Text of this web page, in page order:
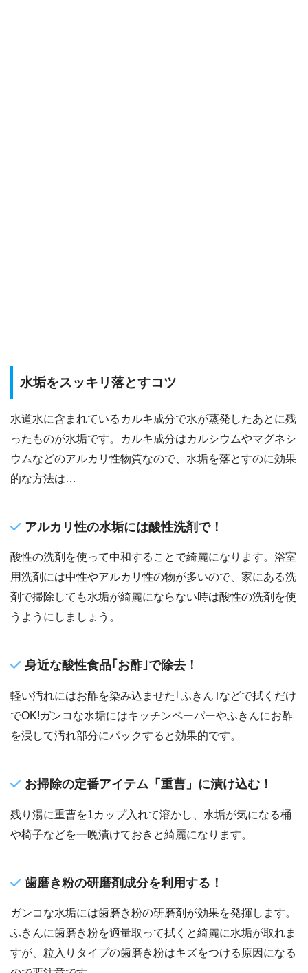
水垢をスッキリ落とすコツ
水道水に含まれているカルキ成分で水が蒸発したあとに残
ったものが水垢です。カルキ成分はカルシウムやマグネシ
ウムなどのアルカリ性物質なので、水垢を落とすのに効果
的な方法は…
アルカリ性の水垢には酸性洗剤で！
酸性の洗剤を使って中和することで綺麗になります。浴室
用洗剤には中性やアルカリ性の物が多いので、家にある洗
剤で掃除しても水垢が綺麗にならない時は酸性の洗剤を使
うようにしましょう。
身近な酸性食品｢お酢｣で除去！
軽い汚れにはお酢を染み込ませた｢ふきん｣などで拭くだけ
でOK!ガンコな水垢にはキッチンペーパーやふきんにお酢
を浸して汚れ部分にパックすると効果的です。
お掃除の定番アイテム「重曹」に漬け込む！
残り湯に重曹を1カップ入れて溶かし、水垢が気になる桶
や椅子などを一晩漬けておきと綺麗になります。
歯磨き粉の研磨剤成分を利用する！
ガンコな水垢には歯磨き粉の研磨剤が効果を発揮します。
ふきんに歯磨き粉を適量取って拭くと綺麗に水垢が取れま
すが、粒入りタイプの歯磨き粉はキズをつける原因になる